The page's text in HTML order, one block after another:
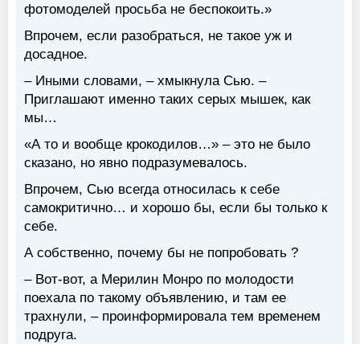
фотомоделей просьба не беспокоить.»
Впрочем, если разобраться, не такое уж и
досадное.
– Иными словами, – хмыкнула Сью. –
Приглашают именно таких серых мышек, как
мы…
«А то и вообще крокодилов…» – это не было
сказано, но явно подразумевалось.
Впрочем, Сью всегда относилась к себе
самокритично… и хорошо бы, если бы только к
себе.
А собственно, почему бы не попробовать ?
– Вот-вот, а Мерилин Монро по молодости
поехала по такому объявлению, и там ее
трахнули, – проинформировала тем временем
подруга.